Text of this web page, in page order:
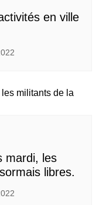
en ville
mardi, les
libres.